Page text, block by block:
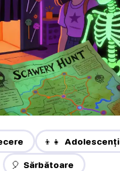
👦👧 Adolescenți
🎈 Sărbătoare